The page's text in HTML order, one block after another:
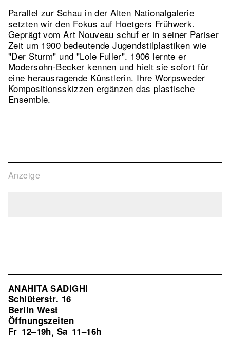
Anzeige
Parallel zur Schau in der Alten Nationalgalerie
setzten wir den Fokus auf Hoetgers Frühwerk.
Geprägt vom Art Nouveau schuf er in seiner Pariser
Zeit um 1900 bedeutende Jugendstilplastiken wie
"Der Sturm" und "Loie Fuller". 1906 lernte er
Modersohn-Becker kennen und hielt sie sofort für
eine herausragende Künstlerin. Ihre Worpsweder
Kompositionsskizzen ergänzen das plastische
Ensemble.
ANAHITA SADIGHI
Schlüterstr. 16
Berlin West
Öffnungszeiten
Fr 12–19h, Sa 11–16h